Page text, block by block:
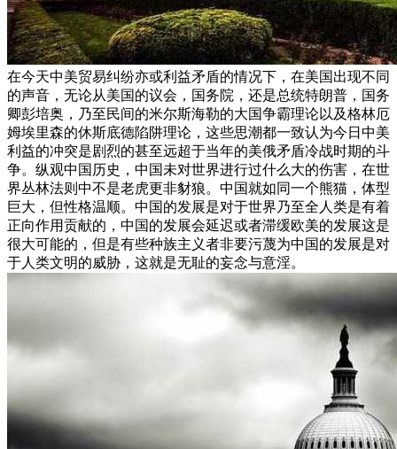
在今天中美贸易纠纷亦或利益矛盾的情况下，在美国出现不同
的声音，无论从美国的议会，国务院，还是总统特朗普，国务
卿彭培奥，乃至民间的米尔斯海勒的大国争霸理论以及格林厄
姆埃里森的休斯底德陷阱理论，这些思潮都一致认为今日中美
利益的冲突是剧烈的甚至远超于当年的美俄矛盾冷战时期的斗
争。纵观中国历史，中国未对世界进行过什么大的伤害，在世
界丛林法则中不是老虎更非豺狼。中国就如同一个熊猫，体型
巨大，但性格温顺。中国的发展是对于世界乃至全人类是有着
正向作用贡献的，中国的发展会延迟或者滞缓欧美的发展这是
很大可能的，但是有些种族主义者非要污蔑为中国的发展是对
于人类文明的威胁，这就是无耻的妄念与意淫。